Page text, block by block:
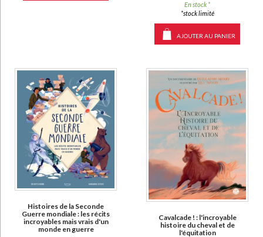
En stock *
*stock limité
AJOUTER AU PANIER
Histoires de la Seconde
Guerre mondiale : les récits
incroyables mais vrais d'un
monde en guerre
Cavalcade ! : l'incroyable
histoire du cheval et de
l'équitation